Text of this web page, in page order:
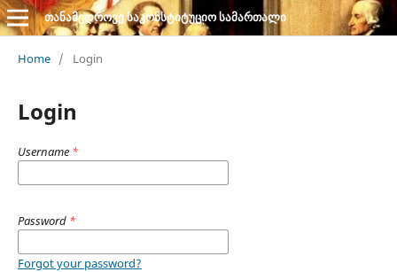
თანამედროვე საკონსტიტუციო სამართალი
Home / Login
Login
Username *
Password *
Forgot your password?